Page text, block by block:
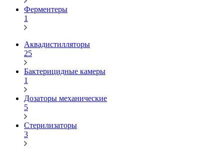
Ферментеры
1
Аквадистилляторы
25
Бактерицидные камеры
1
Дозаторы механические
5
Стерилизаторы
3